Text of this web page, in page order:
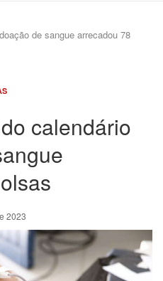
de sangue arrecadou 78
calendário
2023